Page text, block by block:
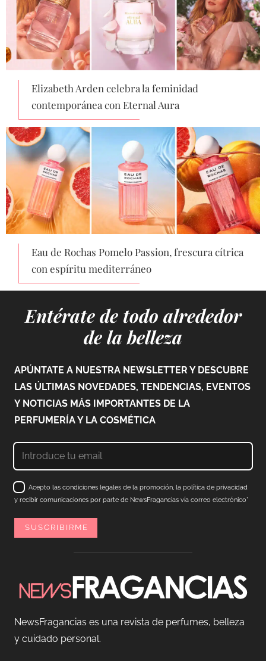
Elizabeth Arden celebra la feminidad
contemporánea con Eternal Aura
Eau de Rochas Pomelo Passion, frescura cítrica
con espíritu mediterráneo
Entérate de todo alrededor
de la belleza
APÚNTATE A NUESTRA NEWSLETTER Y DESCUBRE
LAS ÚLTIMAS NOVEDADES, TENDENCIAS, EVENTOS
Y NOTICIAS MÁS IMPORTANTES DE LA
PERFUMERÍA Y LA COSMÉTICA
Acepto las condiciones legales de la promoción, la política de privacidad
y recibir comunicaciones por parte de NewsFragancias vía correo electrónico*
NewsFragancias es una revista de perfumes, belleza
y cuidado personal.